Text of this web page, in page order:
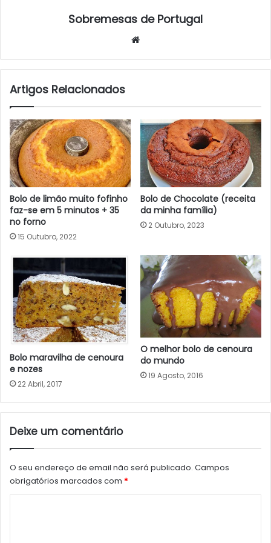
Sobremesas de Portugal
Artigos Relacionados
Bolo de limão muito fofinho
faz-se em 5 minutos + 35
no forno
15 Outubro, 2022
Bolo de Chocolate (receita
da minha família)
2 Outubro, 2023
Bolo maravilha de cenoura
e nozes
22 Abril, 2017
O melhor bolo de cenoura
do mundo
19 Agosto, 2016
Deixe um comentário
O seu endereço de email não será publicado. Campos
obrigatórios marcados com *